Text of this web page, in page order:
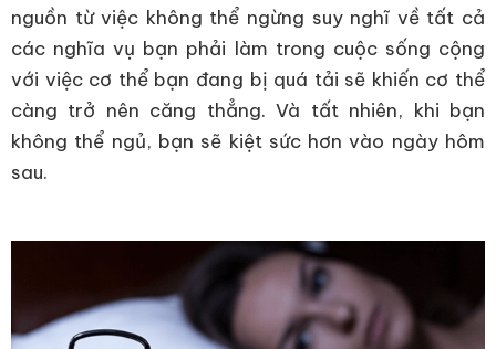
nguồn từ việc không thể ngừng suy nghĩ về tất cả
các nghĩa vụ bạn phải làm trong cuộc sống cộng
với việc cơ thể bạn đang bị quá tải sẽ khiến cơ thể
càng trở nên căng thẳng. Và tất nhiên, khi bạn
không thể ngủ, bạn sẽ kiệt sức hơn vào ngày hôm
sau.